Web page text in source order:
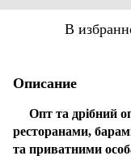
В
Описание
Опт та дрібний
ресторанами,
та приватними